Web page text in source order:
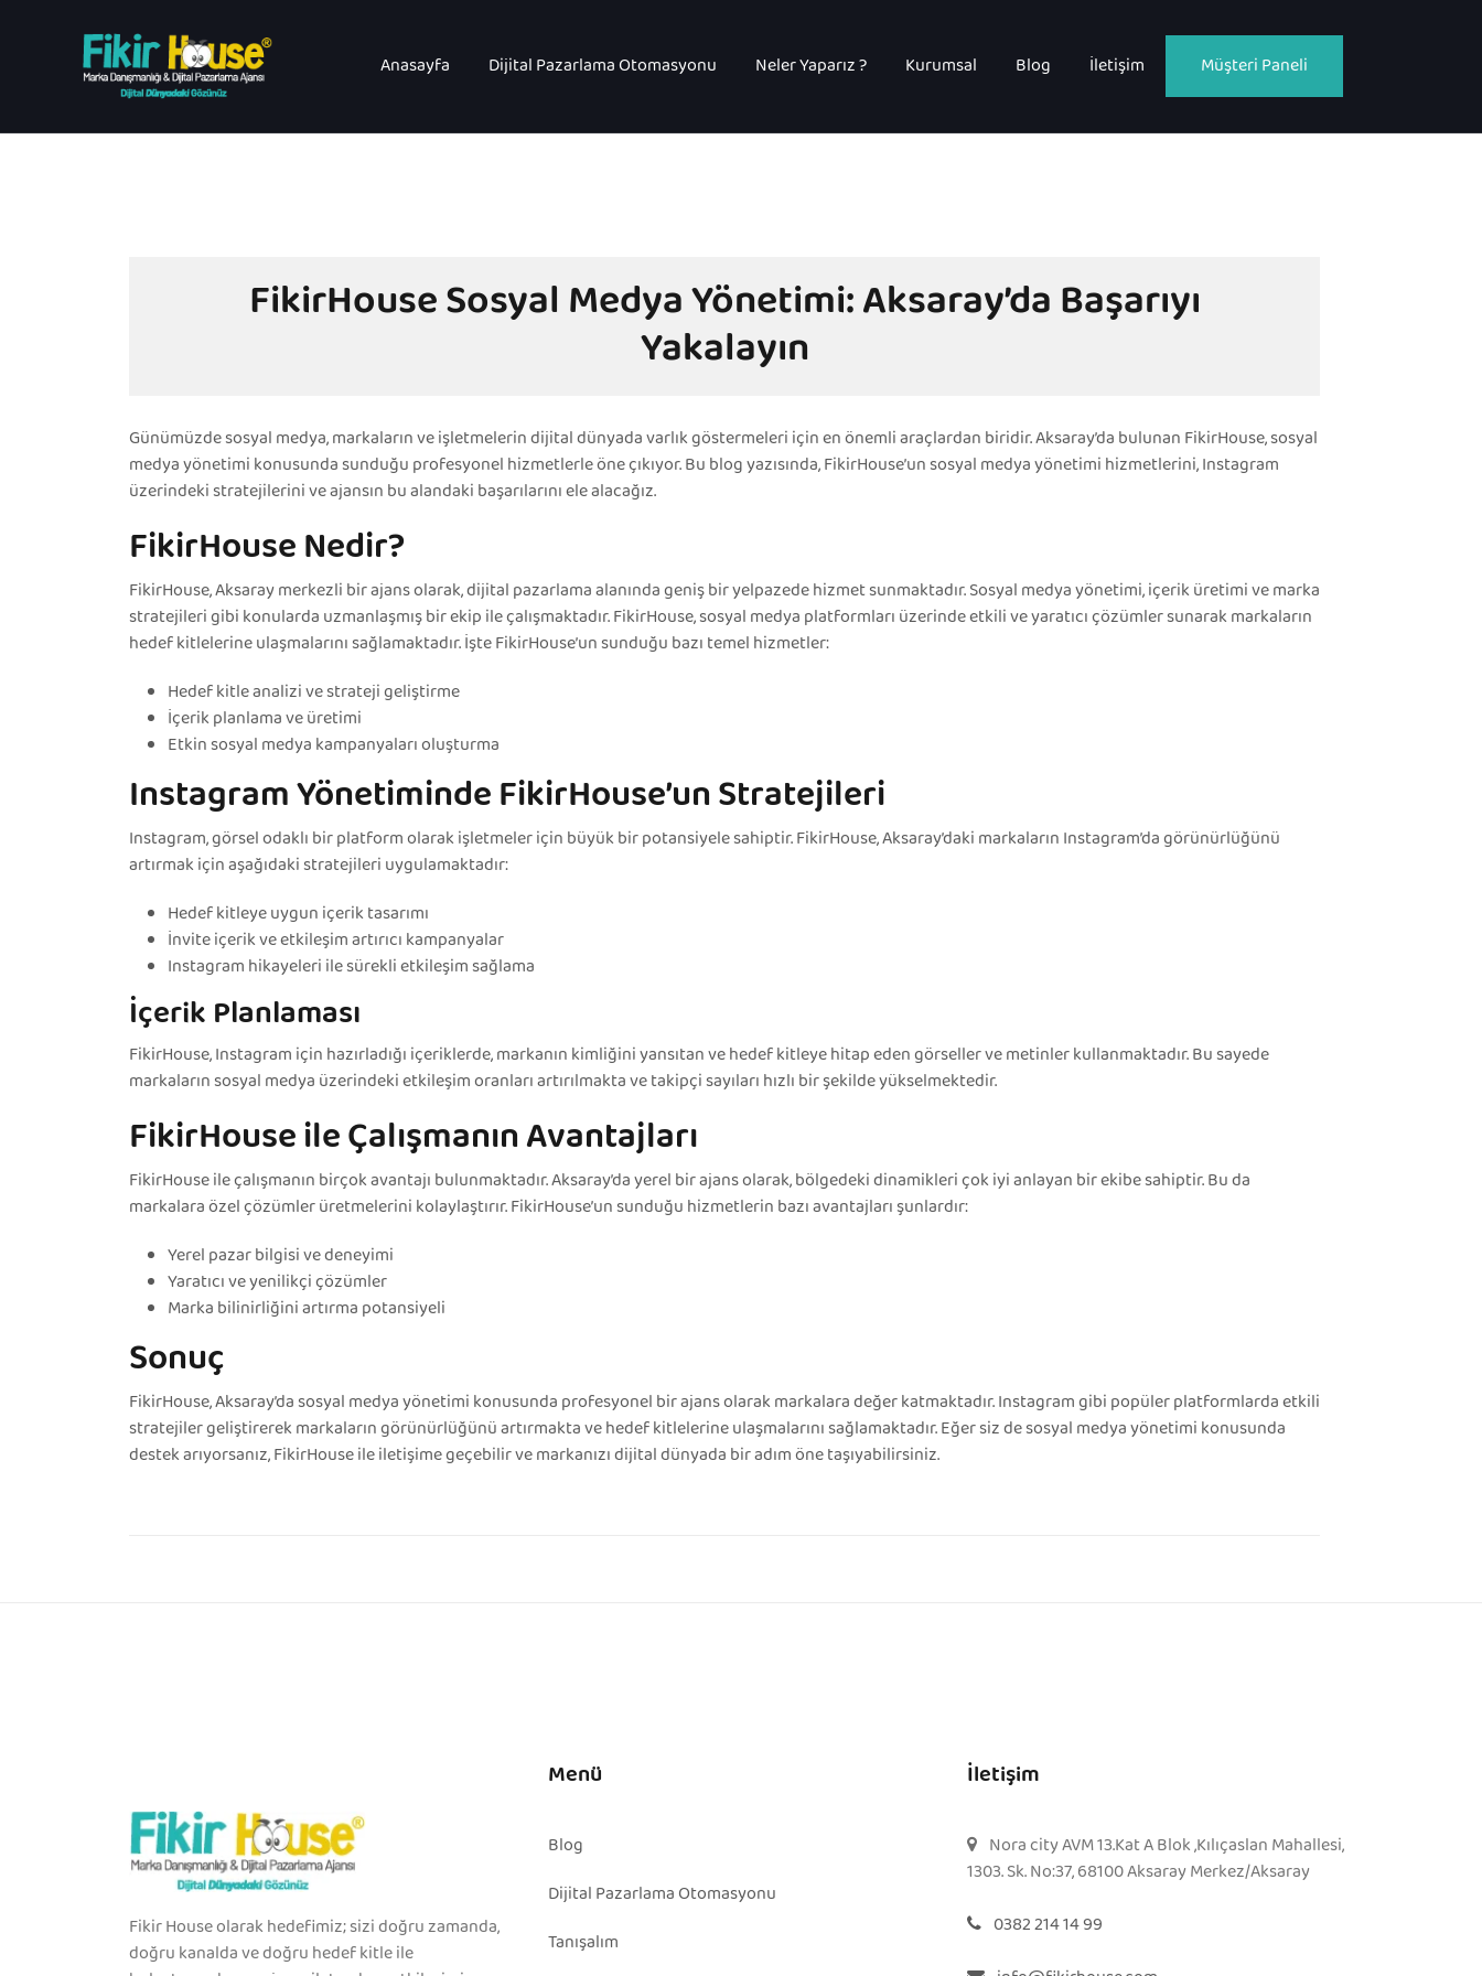
Anasayfa Dijital Pazarlama Otomasyonu Neler Yaparız ? Kurumsal Blog İletişim Müşteri Paneli
FikirHouse Sosyal Medya Yönetimi: Aksaray’da Başarıyı
Yakalayın
Günümüzde sosyal medya, markaların ve işletmelerin dijital dünyada varlık göstermeleri için en önemli araçlardan biridir. Aksaray’da bulunan FikirHouse, sosyal
medya yönetimi konusunda sunduğu profesyonel hizmetlerle öne çıkıyor. Bu blog yazısında, FikirHouse’un sosyal medya yönetimi hizmetlerini, Instagram
üzerindeki stratejilerini ve ajansın bu alandaki başarılarını ele alacağız.
FikirHouse Nedir?
FikirHouse, Aksaray merkezli bir ajans olarak, dijital pazarlama alanında geniş bir yelpazede hizmet sunmaktadır. Sosyal medya yönetimi, içerik üretimi ve marka
stratejileri gibi konularda uzmanlaşmış bir ekip ile çalışmaktadır. FikirHouse, sosyal medya platformları üzerinde etkili ve yaratıcı çözümler sunarak markaların
hedef kitlelerine ulaşmalarını sağlamaktadır. İşte FikirHouse’un sunduğu bazı temel hizmetler:
Hedef kitle analizi ve strateji geliştirme
İçerik planlama ve üretimi
Etkin sosyal medya kampanyaları oluşturma
Instagram Yönetiminde FikirHouse’un Stratejileri
Instagram, görsel odaklı bir platform olarak işletmeler için büyük bir potansiyele sahiptir. FikirHouse, Aksaray’daki markaların Instagram’da görünürlüğünü
artırmak için aşağıdaki stratejileri uygulamaktadır:
Hedef kitleye uygun içerik tasarımı
İnvite içerik ve etkileşim artırıcı kampanyalar
Instagram hikayeleri ile sürekli etkileşim sağlama
İçerik Planlaması
FikirHouse, Instagram için hazırladığı içeriklerde, markanın kimliğini yansıtan ve hedef kitleye hitap eden görseller ve metinler kullanmaktadır. Bu sayede
markaların sosyal medya üzerindeki etkileşim oranları artırılmakta ve takipçi sayıları hızlı bir şekilde yükselmektedir.
FikirHouse ile Çalışmanın Avantajları
FikirHouse ile çalışmanın birçok avantajı bulunmaktadır. Aksaray’da yerel bir ajans olarak, bölgedeki dinamikleri çok iyi anlayan bir ekibe sahiptir. Bu da
markalara özel çözümler üretmelerini kolaylaştırır. FikirHouse’un sunduğu hizmetlerin bazı avantajları şunlardır:
Yerel pazar bilgisi ve deneyimi
Yaratıcı ve yenilikçi çözümler
Marka bilinirliğini artırma potansiyeli
Sonuç
FikirHouse, Aksaray’da sosyal medya yönetimi konusunda profesyonel bir ajans olarak markalara değer katmaktadır. Instagram gibi popüler platformlarda etkili
stratejiler geliştirerek markaların görünürlüğünü artırmakta ve hedef kitlelerine ulaşmalarını sağlamaktadır. Eğer siz de sosyal medya yönetimi konusunda
destek arıyorsanız, FikirHouse ile iletişime geçebilir ve markanızı dijital dünyada bir adım öne taşıyabilirsiniz.
Fikir House olarak hedefimiz; sizi doğru zamanda,
doğru kanalda ve doğru hedef kitle ile
Menü
Blog
Dijital Pazarlama Otomasyonu
Tanışalım
İletişim
Nora city AVM 13.Kat A Blok ,Kılıçaslan Mahallesi,
1303. Sk. No:37, 68100 Aksaray Merkez/Aksaray
0382 214 14 99